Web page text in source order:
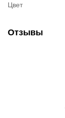
Цвет
Отзывы